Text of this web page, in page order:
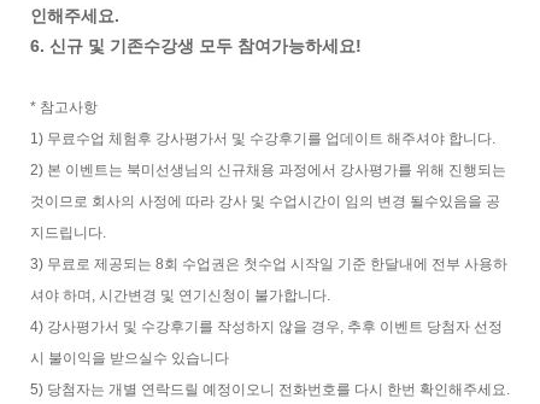
인해주세요.
6. 신규 및 기존수강생 모두 참여가능하세요!
* 참고사항
1) 무료수업 체험후 강사평가서 및 수강후기를 업데이트 해주셔야 합니다.
2) 본 이벤트는 북미선생님의 신규채용 과정에서 강사평가를 위해 진행되는
것이므로 회사의 사정에 따라 강사 및 수업시간이 임의 변경 될수있음을 공
지드립니다.
3) 무료로 제공되는 8회 수업권은 첫수업 시작일 기준 한달내에 전부 사용하
셔야 하며, 시간변경 및 연기신청이 불가합니다.
4) 강사평가서 및 수강후기를 작성하지 않을 경우, 추후 이벤트 당첨자 선정
시 불이익을 받으실수 있습니다
5) 당첨자는 개별 연락드릴 예정이오니 전화번호를 다시 한번 확인해주세요.